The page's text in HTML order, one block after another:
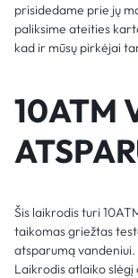
prisidedame prie jų
paliksime ateities
kad ir mūsų pirkėjai
10ATM
Šis laikrodis turi
taikomas griežtas
atsparumą vandeniui.
Laikrodis atlaiko